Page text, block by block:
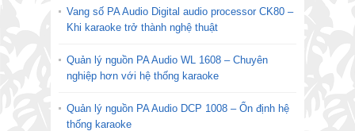
Vang số PA Audio Digital audio processor CK80 –
Khi karaoke trở thành nghệ thuật
Quản lý nguồn PA Audio WL 1608 – Chuyên
nghiệp hơn với hệ thống karaoke
Quản lý nguồn PA Audio DCP 1008 – Ổn định hệ
thống karaoke